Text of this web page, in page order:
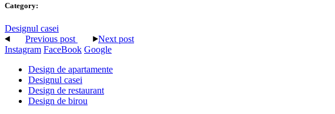
Category:
Designul casei
Previous post
Next post
Instagram FaceBook Google
Design de apartamente
Designul casei
Design de restaurant
Design de birou